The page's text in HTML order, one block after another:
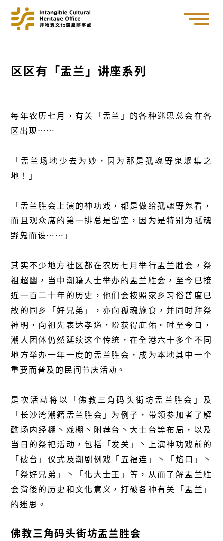
区区有「盂兰」讲座系列
每年农历七月，有关「盂兰」的各种迷思总会在各
区出现……
「盂兰场地少去为妙，因为那是孤魂野鬼聚集之
地！」
「盂兰胜会上演的神功戏，都是做给孤魂野鬼看，
而且观众席的第一排总是留空，因为是特别为孤魂
野鬼而设……」
其实不少地方社区都在农历七月举行盂兰胜会，祭
祖超幽，当中潮籍人士举办的盂兰胜会，至今已接
近一百二十年的历史，他们会按照家乡习俗普度已
故的同乡「好兄弟」，亦向孤魂施食，并同时拜祭
神明，向祖先表达孝道，盼获得庇佑。时至今日，
潮人团体仍然延续这个传统，在全港六十多个不同
地方举办一年一度的盂兰胜会，成为本地其中一个
重要而普及的民间节庆活动。
是次活动将以「佛教三角码头街坊盂兰胜会」及
「长沙湾潮籍盂兰胜会」为例子，带领参加者了解
醮场内经棚丶戏棚丶附荐台丶大士台等布局，以及
当日的祭祀活动，包括「发关」丶上演神功戏前的
「破台」仪式及潮剧例戏「五福连」丶「焰口」丶
「祭好兄弟」丶「化大士王」等，从而了解盂兰胜
会背後的历史和文化意义，打破各种有关「盂兰」
的迷思。
佛教三角码头街坊盂兰胜会